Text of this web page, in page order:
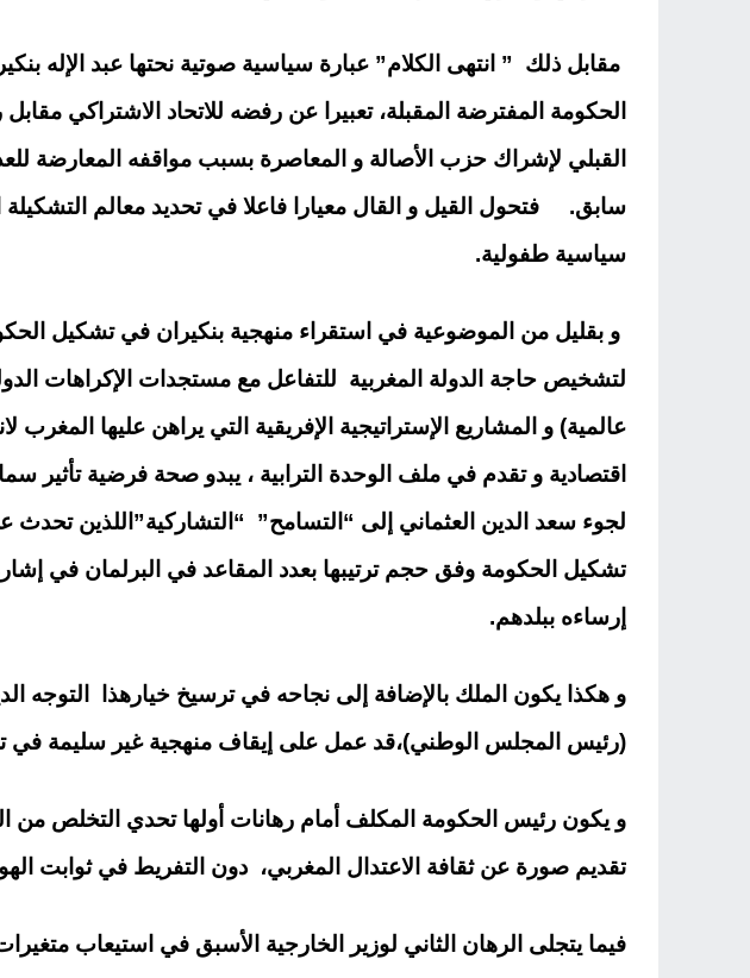
مقابل ذلك ” انتهى الكلام” عبارة سياسية صوتية نحتها عبد
الحكومة المفترضة المقبلة، تعبيرا عن رفضه للاتحاد الاشتراكي
القبلي لإشراك حزب الأصالة و المعاصرة بسبب مواقفه المعارضة
سابق. فتحول القيل و القال معيارا فاعلا في تحديد معالم التشكيلة
سياسية طفولية.
و بقليل من الموضوعية في استقراء منهجية بنكيران في تشكيل
لتشخيص حاجة الدولة المغربية للتفاعل مع مستجدات الإكراهات
عالمية) و المشاريع الإستراتيجية الإفريقية التي يراهن عليها
اقتصادية و تقدم في ملف الوحدة الترابية ، يبدو صحة فرضية
لجوء سعد الدين العثماني إلى “التسامح” “التشاركية”اللذين
تشكيل الحكومة وفق حجم ترتيبها بعدد المقاعد في البرلمان في
إرساءه ببلدهم.
(رئيس المجلس الوطني)،قد عمل على إيقاف منهجية غير سليمة في
و يكون رئيس الحكومة المكلف أمام رهانات أولها تحدي التخلص من
تقديم صورة عن ثقافة الاعتدال المغربي، دون التفريط في ثوابت
فيما يتجلى الرهان الثاني لوزير الخارجية الأسبق في استيعاب